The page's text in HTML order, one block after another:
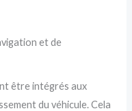
et de
être intégrés aux
du véhicule. Cela